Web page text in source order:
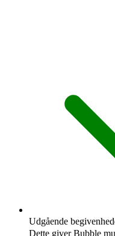
Udgående
Dette giver Bubble